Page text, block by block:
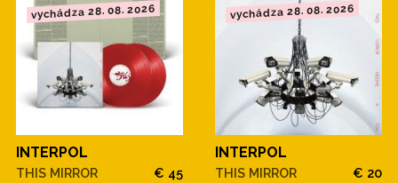
vychádza 28. 08. 2026
INTERPOL
THIS MIRROR
€ 45
vychádza 28. 08. 2026
INTERPOL
THIS MIRROR
€ 20